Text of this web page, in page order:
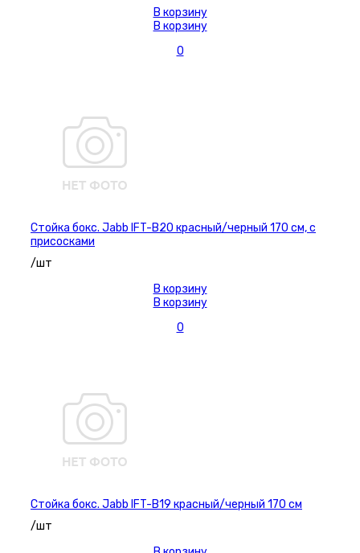
В корзину
В корзину
0
Стойка бокс. Jabb IFT-B20 красный/черный 170 см, с
присосками
/шт
В корзину
В корзину
0
Стойка бокс. Jabb IFT-B19 красный/черный 170 см
/шт